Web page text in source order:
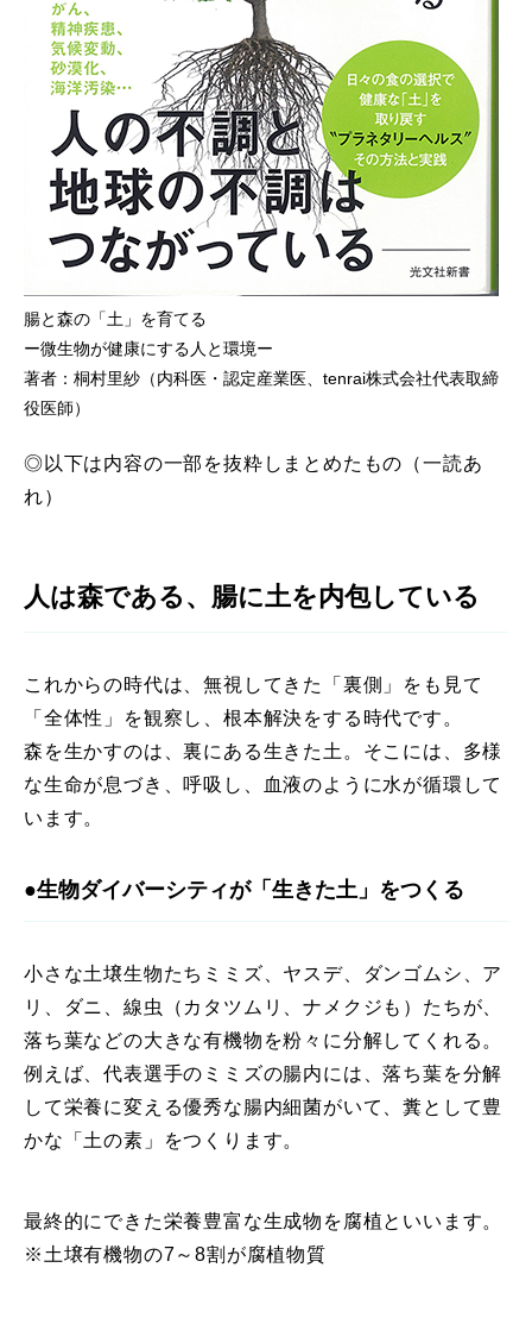
腸と森の「土」を育てる
ー微生物が健康にする人と環境ー
著者：桐村里紗（内科医・認定産業医、tenrai株式会社代表取締
役医師）
◎以下は内容の一部を抜粋しまとめたもの（一読あ
れ）
人は森である、腸に土を内包している
これからの時代は、無視してきた「裏側」をも見て
「全体性」を観察し、根本解決をする時代です。
森を生かすのは、裏にある生きた土。そこには、多様
な生命が息づき、呼吸し、血液のように水が循環して
います。
●生物ダイバーシティが「生きた土」をつくる
小さな土壌生物たちミミズ、ヤスデ、ダンゴムシ、ア
リ、ダニ、線虫（カタツムリ、ナメクジも）たちが、
落ち葉などの大きな有機物を粉々に分解してくれる。
例えば、代表選手のミミズの腸内には、落ち葉を分解
して栄養に変える優秀な腸内細菌がいて、糞として豊
かな「土の素」をつくります。
最終的にできた栄養豊富な生成物を腐植といいます。
※土壌有機物の7～8割が腐植物質